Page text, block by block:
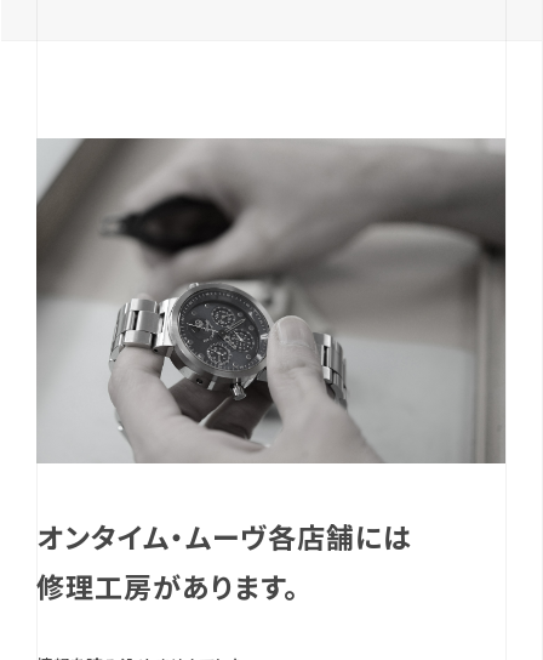
オンタイム・ムーヴ各店舗には
修理工房があります。